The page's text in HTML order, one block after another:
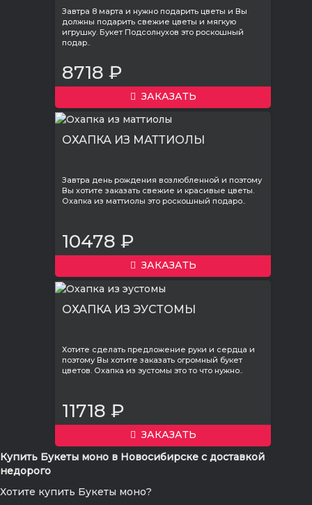
Завтра 8 марта и нужно подарить цветы и Вы
должны подарить свежие цветы и мягкую
игрушку. Букет Подсолнухов это роскошный
подар..
8718 ₽
ЗАКАЗАТЬ
ОХАПКА ИЗ МАТТИОЛЫ
Завтра день рождения возлюбленной и поэтому
Вы хотите заказать свежие и красивые цветы.
Охапка из маттиолы это роскошный подаро..
10478 ₽
ЗАКАЗАТЬ
ОХАПКА ИЗ ЭУСТОМЫ
Хотите сделать предложение руки и сердца и
поэтому Вы хотите заказать огромный букет
цветов. Охапка из эустомы это то что нужно..
11718 ₽
ЗАКАЗАТЬ
Купить Букеты моно в Новосибирске с доставкой
недорого
Хотите купить Букеты моно?